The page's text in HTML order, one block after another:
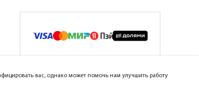
вас, однако может помочь нам улучшить работу